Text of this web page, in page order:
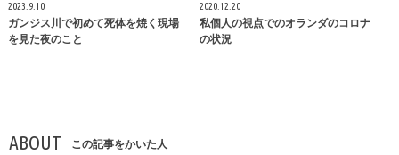
2023.9.10
ガンジス川で初めて死体を焼く現場
を見た夜のこと
2020.12.20
私個人の視点でのオランダのコロナ
の状況
ABOUT この記事をかいた人